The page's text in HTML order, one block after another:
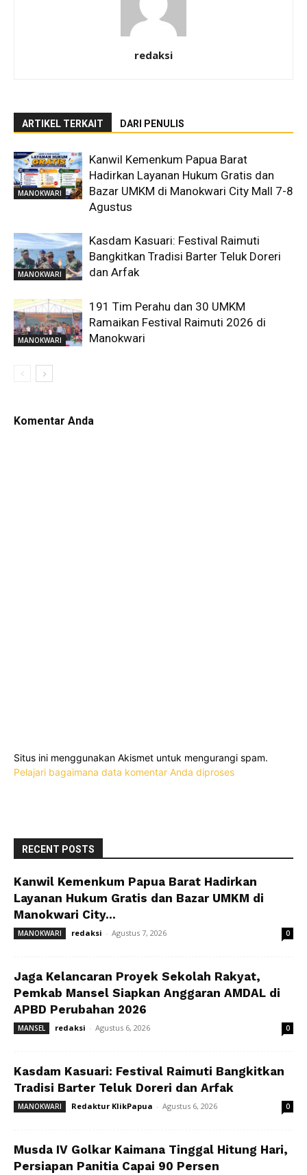
redaksi
ARTIKEL TERKAIT DARI PENULIS
MANOKWARI
Kanwil Kemenkum Papua Barat
Hadirkan Layanan Hukum Gratis dan
Bazar UMKM di Manokwari City Mall 7-8
Agustus
MANOKWARI
Kasdam Kasuari: Festival Raimuti
Bangkitkan Tradisi Barter Teluk Doreri
dan Arfak
MANOKWARI
191 Tim Perahu dan 30 UMKM
Ramaikan Festival Raimuti 2026 di
Manokwari
Komentar Anda
Situs ini menggunakan Akismet untuk mengurangi spam.
Pelajari bagaimana data komentar Anda diproses
RECENT POSTS
Kanwil Kemenkum Papua Barat Hadirkan
Layanan Hukum Gratis dan Bazar UMKM di
Manokwari City...
MANOKWARI redaksi - Agustus 7, 2026 0
Jaga Kelancaran Proyek Sekolah Rakyat,
Pemkab Mansel Siapkan Anggaran AMDAL di
APBD Perubahan 2026
MANSEL redaksi - Agustus 6, 2026 0
Kasdam Kasuari: Festival Raimuti Bangkitkan
Tradisi Barter Teluk Doreri dan Arfak
MANOKWARI Redaktur KlikPapua - Agustus 6, 2026 0
Musda IV Golkar Kaimana Tinggal Hitung Hari,
Persiapan Panitia Capai 90 Persen